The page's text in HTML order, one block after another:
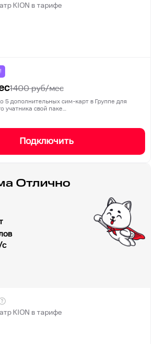
KION в тарифе
1400руб/мес
5 дополнительных сим-карт в Группе для
учатника свой паке…
Подключить
Отлично
KION в тарифе